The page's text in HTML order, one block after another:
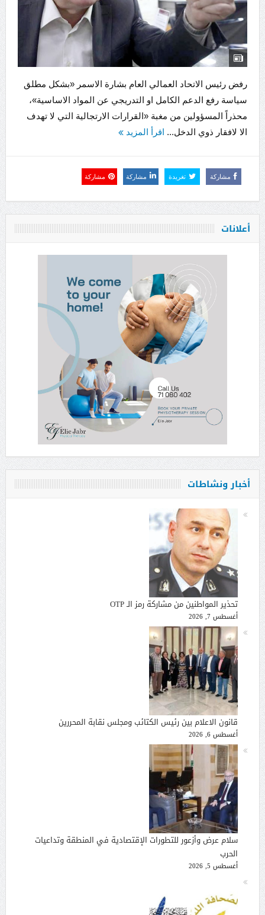
رفض رئيس الاتحاد العمالي العام بشارة الاسمر «بشكل مطلق
سياسة رفع الدعم الكامل او التدريجي عن المواد الاساسية»،
محذراً المسؤولين من مغبة «القرارات الارتجالية التي لا تهدف
الا لافقار ذوي الدخل... اقرأ المزيد
مشاركة تغريدة مشاركة مشاركة
أعلانات
أخبار ونشاطات
تحذير المواطنين من مشاركة رمز الـ OTP
أغسطس 7, 2026
قانون الاعلام بين رئيس الكتائب ومجلس نقابة المحررين
أغسطس 6, 2026
سلام عرض وأزعور للتطورات الإقتصادية في المنطقة وتداعيات
الحرب
أغسطس 5, 2026